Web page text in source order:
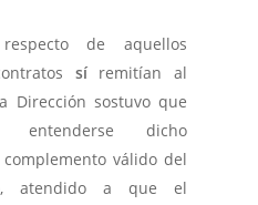
de aquellos
síremitían al
Dirección sostuvo que
entenderse dicho
válido del
atendido a que el